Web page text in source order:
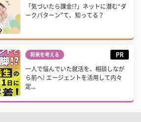
「気づいたら課金!?」ネットに潜む“ダ
ークパターン”て、知ってる？
将来を考える PR
一人で悩んでいた就活を、相談しなが
ら前へ! エージェントを活用して内々
定...